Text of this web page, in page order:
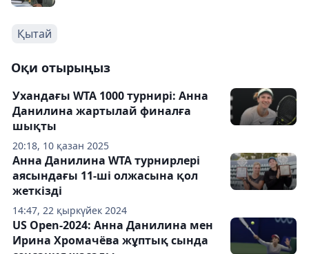
Қытай
Оқи отырыңыз
20:18, 10 қазан 2025
Ухандағы WTA 1000 турнирі: Анна
Данилина жартылай финалға
шықты
14:47, 22 қыркүйек 2024
Анна Данилина WTA турнирлері
аясындағы 11-ші олжасына қол
жеткізді
US Open-2024: Анна Данилина мен
Ирина Хромачёва жұптық сында